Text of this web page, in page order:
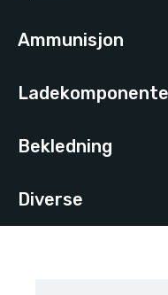
Ammunisjon
Bekledning
Diverse